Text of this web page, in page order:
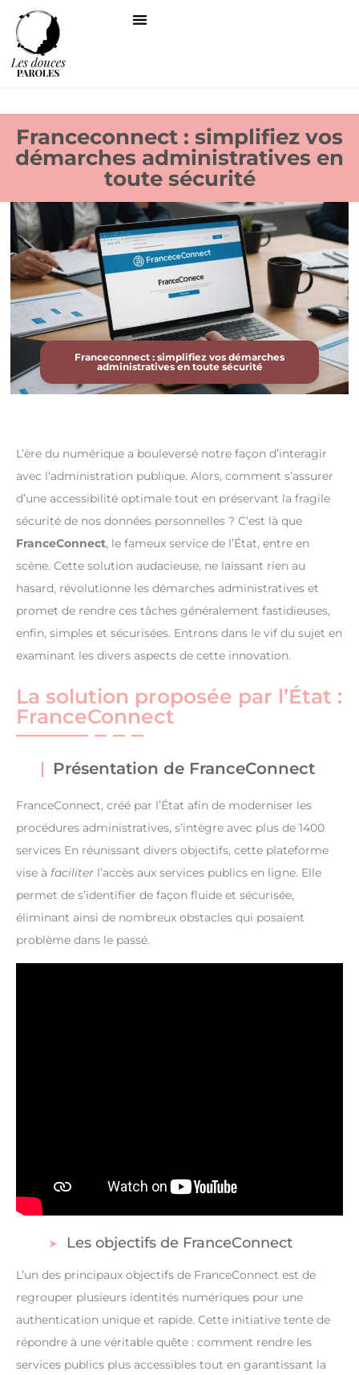
Franceconnect : simplifiez vos
démarches administratives en
toute sécurité
Franceconnect : simplifiez vos démarches
administratives en toute sécurité
L’ère du numérique a bouleversé notre façon d’interagir
avec l’administration publique. Alors, comment s’assurer
d’une accessibilité optimale tout en préservant la fragile
sécurité de nos données personnelles ? C’est là que
FranceConnect, le fameux service de l’État, entre en
scène. Cette solution audacieuse, ne laissant rien au
hasard, révolutionne les démarches administratives et
promet de rendre ces tâches généralement fastidieuses,
enfin, simples et sécurisées. Entrons dans le vif du sujet en
examinant les divers aspects de cette innovation.
La solution proposée par l’État :
FranceConnect
Présentation de FranceConnect
FranceConnect, créé par l’État afin de moderniser les
procédures administratives, s’intègre avec plus de 1400
services En réunissant divers objectifs, cette plateforme
vise à faciliter l’accès aux services publics en ligne. Elle
permet de s’identifier de façon fluide et sécurisée,
éliminant ainsi de nombreux obstacles qui posaient
problème dans le passé.
Les objectifs de FranceConnect
L’un des principaux objectifs de FranceConnect est de
regrouper plusieurs identités numériques pour une
authentication unique et rapide. Cette initiative tente de
répondre à une véritable quête : comment rendre les
services publics plus accessibles tout en garantissant la